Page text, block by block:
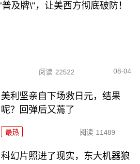
及牌\"，让美西方彻底破防！
阅读 22522 08-04
美利坚亲自下场救日元，结果
呢？回弹后又蔫了
最热 阅读 11489
科幻片照进了现实，东大机器狼